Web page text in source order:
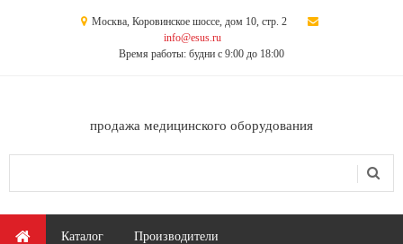
Москва, Коровинское шоссе, дом 10, стр. 2
info@esus.ru
Время работы: будни с 9:00 до 18:00
продажа медицинского оборудования
Главное меню
Каталог Производители